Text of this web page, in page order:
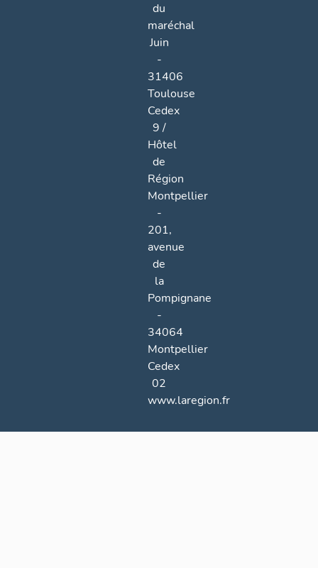
du
maréchal
Juin
-
31406
Toulouse
Cedex
9 /
Hôtel
de
Région
Montpellier
-
201,
avenue
de
la
Pompignane
-
34064
Montpellier
Cedex
02
www.laregion.fr